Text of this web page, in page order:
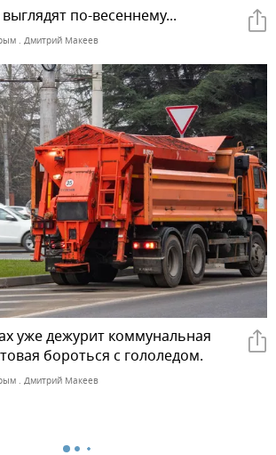
по-весеннему...
. Дмитрий Макеев
уже дежурит коммунальная
бороться с гололедом.
. Дмитрий Макеев